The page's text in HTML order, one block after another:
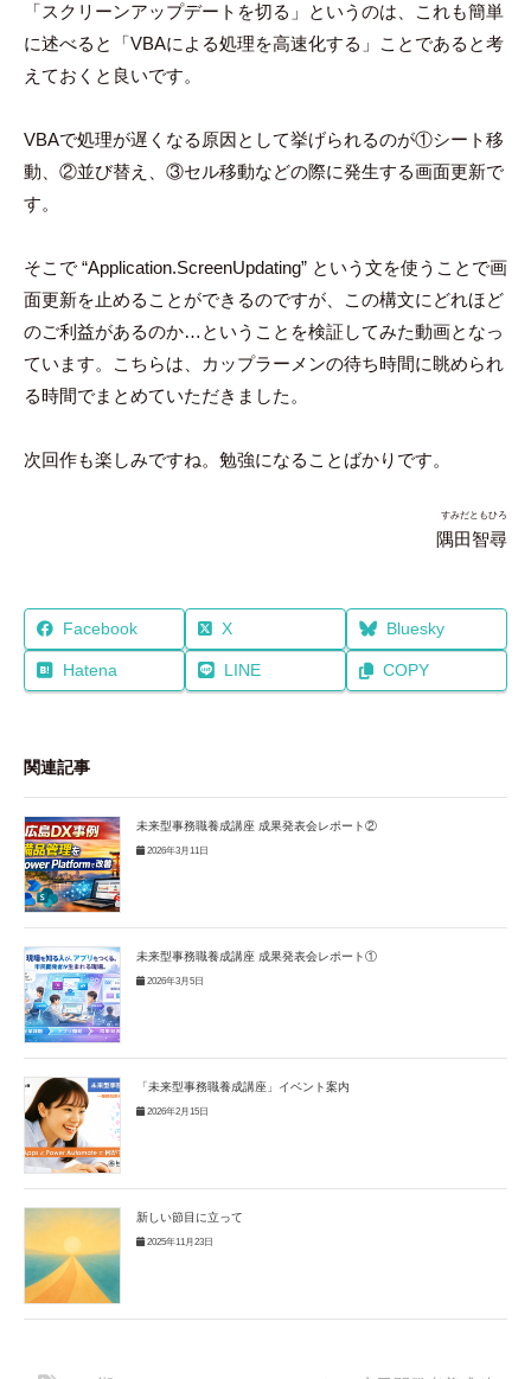
「スクリーンアップデートを切る」というのは、これも簡単
に述べると「VBAによる処理を高速化する」ことであると考
えておくと良いです。
VBAで処理が遅くなる原因として挙げられるのが①シート移
動、②並び替え、③セル移動などの際に発生する画面更新で
す。
そこで “Application.ScreenUpdating” という文を使うことで画
面更新を止めることができるのですが、この構文にどれほど
のご利益があるのか…ということを検証してみた動画となっ
ています。こちらは、カップラーメンの待ち時間に眺められ
る時間でまとめていただきました。
次回作も楽しみですね。勉強になることばかりです。
すみだともひろ
隅田智尋
Facebook X Bluesky
Hatena LINE COPY
関連記事
未来型事務職養成講座 成果発表会レポート②
2026年3月11日
未来型事務職養成講座 成果発表会レポート①
2026年3月5日
「未来型事務職養成講座」イベント案内
2026年2月15日
新しい節目に立って
2025年11月23日